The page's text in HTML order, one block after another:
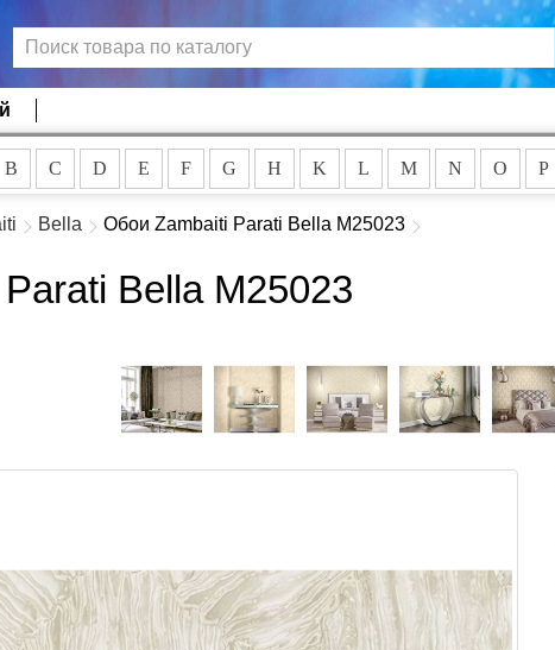
B C D E F G H K L M N O P
Bella Обои Zambaiti Parati Bella M25023
Bella M25023